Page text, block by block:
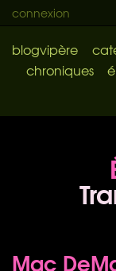
connexion
blogvipère
chroniques
Mac